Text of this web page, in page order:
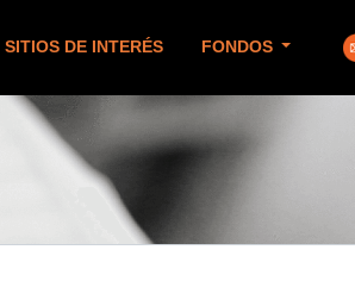
SITIOS DE INTERÉS FONDOS